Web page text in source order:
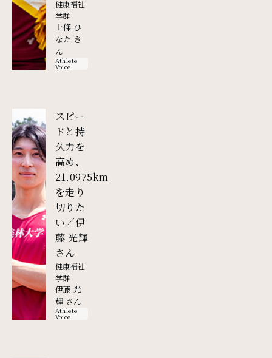
健康福祉
学群
上條 ひ
なた さ
ん
Athlete
Voice
スピー
ドと持
久力を
高め、
21.0975km
を走り
切りた
い／伊
藤 光輝
さん外部リンク
健康福祉
学群
伊藤 光
輝 さん
Athlete
Voice